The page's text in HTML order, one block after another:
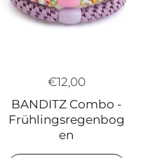
€12,00
BANDITZ Combo -
Frühlingsregenbog
en